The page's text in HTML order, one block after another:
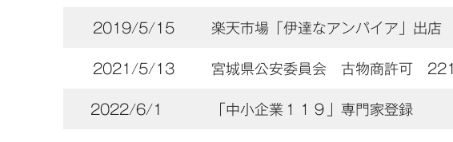
2019/5/15 楽天市場「伊達なアンパイア」出店
2021/5/13 宮城県公安委員会 古物商許可
2022/6/1 「中小企業１１９」専門家登録